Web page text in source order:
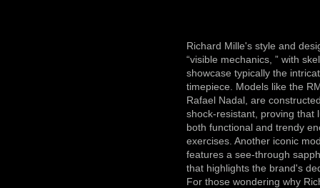
Richard Mille's style and
“visible mechanics, ” with
showcase typically the
timepiece. Models like the
Rafael Nadal, are
shock-resistant, proving that
both functional and trendy
exercises. Another iconic
features a see-through
that highlights the brand's
For those wondering why